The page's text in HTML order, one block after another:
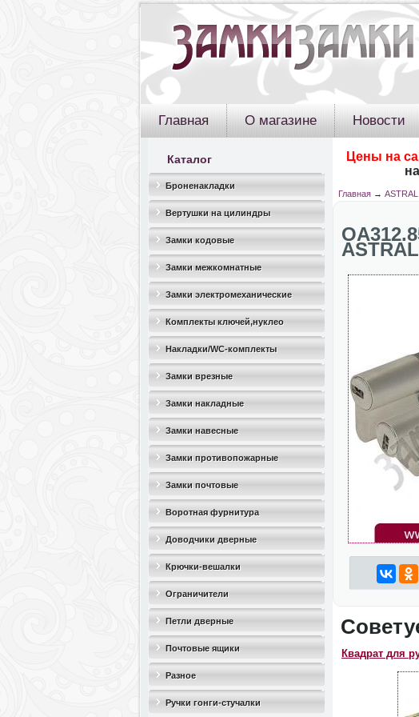
Главная О магазине Новости
Каталог
Броненакладки
Вертушки на цилиндры
Замки кодовые
Замки межкомнатные
Замки электромеханические
Комплекты ключей,нуклео
Накладки/WC-комплекты
Замки врезные
Замки накладные
Замки навесные
Замки противопожарные
Замки почтовые
Воротная фурнитура
Доводчики дверные
Крючки-вешалки
Ограничители
дверные(стопоры)
Петли дверные
Почтовые ящики
Разное
Ручки гонги-стучалки
Цены на
Главная →ASTRAL
ASTRAL
Квадрат для